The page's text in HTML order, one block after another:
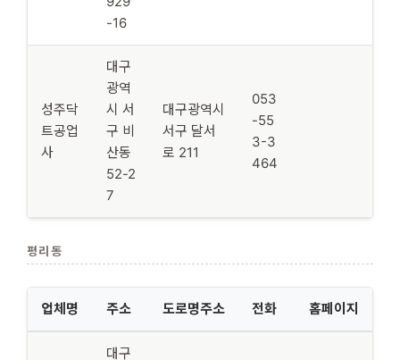
-16
성주닥
트공업
사
대구
광역
시 서
구 비
산동
52-2
7
대구광역시
서구 달서
로 211
053
-55
3-3
464
평리동
업체명 주소 도로명주소 전화 홈페이지
대구